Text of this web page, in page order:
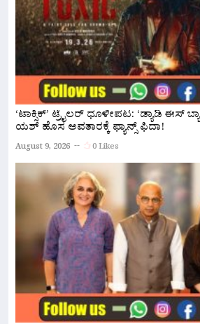
‘ಟಾಕ್ಸಿಕ್’ ಟ್ರೈಲರ್ ಧೂಳೀಪಟ: ‘ಡ್ಯಾಡಿ ಈಸ್
ಯಶ್ ಹೊಸ ಅವತಾರಕ್ಕೆ ಫ್ಯಾನ್ಸ್ ಫಿದಾ!
August 9, 2026 0 Likes